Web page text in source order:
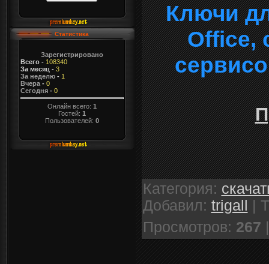
Статистика
Зарегистрировано
Всего- 108340
За месяц - 3
За неделю- 1
Вчера- 0
Сегодня- 0
Онлайн всего: 1
Гостей: 1
Пользователей: 0
Ключи
Office,
Категория:
Добавил: trigall
Просмотров: 267